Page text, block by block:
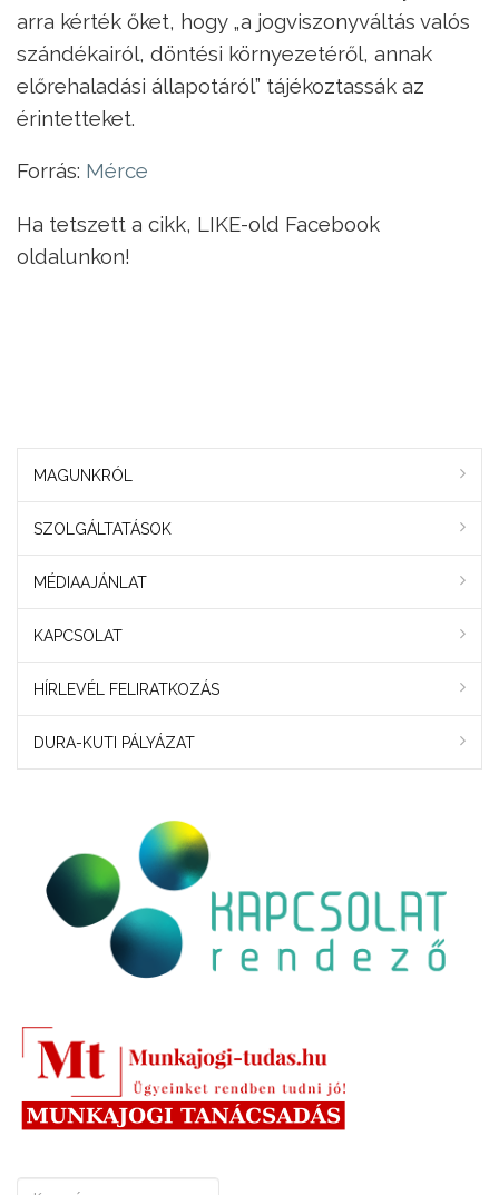
arra kérték őket, hogy „a jogviszonyváltás valós
szándékairól, döntési környezetéről, annak
előrehaladási állapotáról” tájékoztassák az
érintetteket.
Forrás: Mérce
Ha tetszett a cikk, LIKE-old Facebook
oldalunkon!
MAGUNKRÓL
SZOLGÁLTATÁSOK
MÉDIAAJÁNLAT
KAPCSOLAT
HÍRLEVÉL FELIRATKOZÁS
DURA-KUTI PÁLYÁZAT